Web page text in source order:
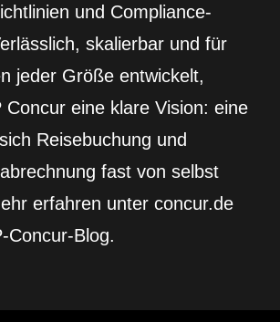
und Compliance-
skalierbar und für
jeder Größe entwickelt,
Concur eine klare Vision: eine
Reisebuchung und
fast von selbst
erfahren unter concur.de
Concur-Blog.